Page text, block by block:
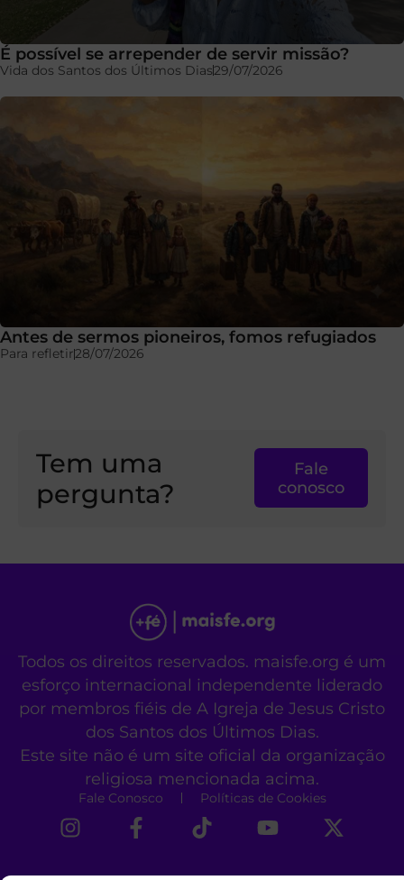
É possível se arrepender de servir missão?
Vida dos Santos dos Últimos Dias29/07/2026
Antes de sermos pioneiros, fomos refugiados
Para refletir28/07/2026
Tem uma
pergunta?
Fale
conosco
Todos os direitos reservados. maisfe.org é um
esforço internacional independente liderado
por membros fiéis de A Igreja de Jesus Cristo
dos Santos dos Últimos Dias.
Este site não é um site oficial da organização
religiosa mencionada acima.
Fale Conosco Políticas de Cookies